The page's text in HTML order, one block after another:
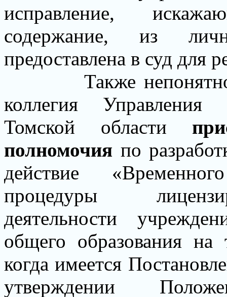
исправление,
содержание, из
предоставлена в суд для
Также
коллегия Управления
Томской области
полномочия по
действие
процедуры
деятельности
общего образования на
когда имеется
утверждении